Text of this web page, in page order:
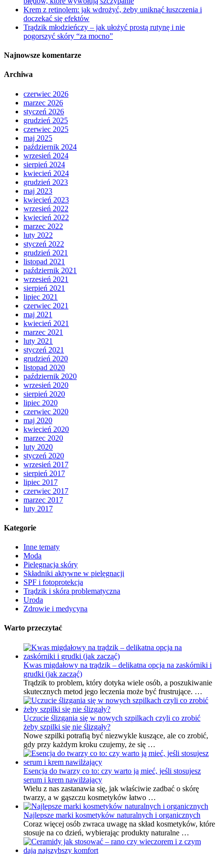
Krem z retinolem: jak wdrożyć, żeby uniknąć łuszczenia i
doczekać się efektów
Trądzik młodzieńczy – jak ułożyć prostą rutynę i nie
pogorszyć skóry “za mocno”
Najnowsze komentarze
Archiwa
czerwiec 2026
marzec 2026
styczeń 2026
grudzień 2025
czerwiec 2025
maj 2025
październik 2024
wrzesień 2024
sierpień 2024
kwiecień 2024
grudzień 2023
maj 2023
kwiecień 2023
wrzesień 2022
kwiecień 2022
marzec 2022
luty 2022
styczeń 2022
grudzień 2021
listopad 2021
październik 2021
wrzesień 2021
sierpień 2021
lipiec 2021
czerwiec 2021
maj 2021
kwiecień 2021
marzec 2021
luty 2021
styczeń 2021
grudzień 2020
listopad 2020
październik 2020
wrzesień 2020
sierpień 2020
lipiec 2020
czerwiec 2020
maj 2020
kwiecień 2020
marzec 2020
luty 2020
styczeń 2020
wrzesień 2017
sierpień 2017
lipiec 2017
czerwiec 2017
marzec 2017
luty 2017
Kategorie
Inne tematy
Moda
Pielęgnacja skóry
Składniki aktywne w pielęgnacji
SPF i fotoprotekcja
Trądzik i skóra problematyczna
Uroda
Zdrowie i medycyna
Warto przeczytać
Kwas migdałowy na trądzik – delikatna opcja na zaskórniki i
grudki (jak zacząć)
Trądzik to problem, który dotyka wiele osób, a poszukiwanie
skutecznych metod jego leczenia może być frustrujące. …
Uczucie ślizgania się w nowych szpilkach czyli co zrobić
żeby szpilki się nie ślizgały?
Nowe szpilki potrafią być niezwykle kuszące, ale co zrobić,
gdy przy każdym kroku czujemy, że się …
Esencja do twarzy co to: czy warto ją mieć, jeśli stosujesz
serum i krem nawilżający
Wielu z nas zastanawia się, jak właściwie zadbać o skórę
twarzy, a w gąszczu kosmetyków łatwo …
Najlepsze marki kosmetyków naturalnych i organicznych
Coraz więcej osób zwraca uwagę na skład kosmetyków, które
stosuje na co dzień, wybierając produkty naturalne …